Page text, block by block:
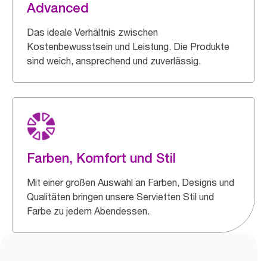
Advanced
Das ideale Verhältnis zwischen
Kostenbewusstsein und Leistung. Die Produkte
sind weich, ansprechend und zuverlässig.
Farben, Komfort und Stil
Mit einer großen Auswahl an Farben, Designs und
Qualitäten bringen unsere Servietten Stil und
Farbe zu jedem Abendessen.